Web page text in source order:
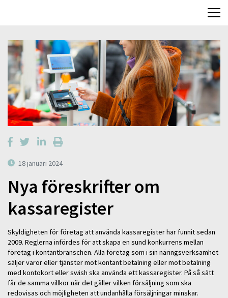
18 januari 2024
Nya föreskrifter om
kassaregister
Skyldigheten för företag att använda kassaregister har funnit sedan
2009. Reglerna infördes för att skapa en sund konkurrens mellan
företag i kontantbranschen. Alla företag som i sin näringsverksamhet
säljer varor eller tjänster mot kontant betalning eller mot betalning
med kontokort eller swish ska använda ett kassaregister. På så sätt
får de samma villkor när det gäller vilken försäljning som ska
redovisas och möjligheten att undanhålla försäljningar minskar.